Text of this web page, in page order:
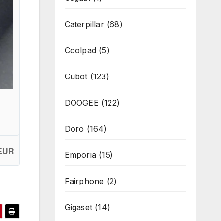
Caterpillar(68)
Coolpad(5)
Cubot (123)
DOOGEE (122)
Doro (164)
Emporia(15)
Fairphone (2)
Gigaset(14)